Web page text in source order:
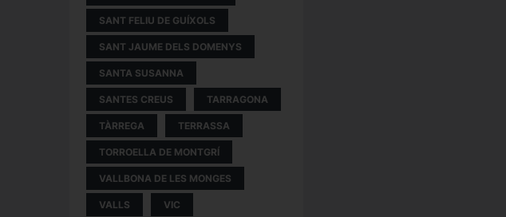
SANT FELIU DE GUÍXOLS
SANT JAUME DELS DOMENYS
SANTA SUSANNA
SANTES CREUS TARRAGONA
TÀRREGA TERRASSA
TORROELLA DE MONTGRÍ
VALLBONA DE LES MONGES
VALLS VIC